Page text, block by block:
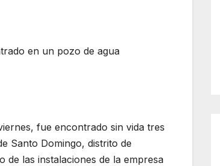
en un pozo de agua
fue encontrado sin vida tres
Santo Domingo, distrito de
de las instalaciones de la empresa